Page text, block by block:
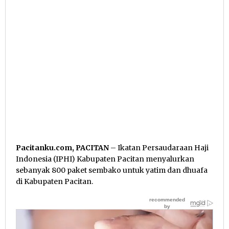
Pacitanku.com, PACITAN – Ikatan Persaudaraan Haji
Indonesia (IPHI) Kabupaten Pacitan menyalurkan
sebanyak 800 paket sembako untuk yatim dan dhuafa
di Kabupaten Pacitan.